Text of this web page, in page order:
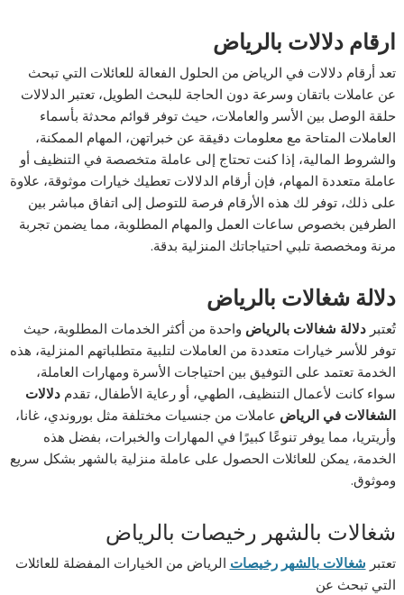
ارقام دلالات بالرياض
تعد أرقام دلالات في الرياض من الحلول الفعالة للعائلات التي تبحث
عن عاملات باتقان وسرعة دون الحاجة للبحث الطويل، تعتبر الدلالات
حلقة الوصل بين الأسر والعاملات، حيث توفر قوائم محدثة بأسماء
العاملات المتاحة مع معلومات دقيقة عن خبراتهن، المهام الممكنة،
والشروط المالية، إذا كنت تحتاج إلى عاملة متخصصة في التنظيف أو
عاملة متعددة المهام، فإن أرقام الدلالات تعطيك خيارات موثوقة، علاوة
على ذلك، توفر لك هذه الأرقام فرصة للتوصل إلى اتفاق مباشر بين
الطرفين بخصوص ساعات العمل والمهام المطلوبة، مما يضمن تجربة
مرنة ومخصصة تلبي احتياجاتك المنزلية بدقة.
دلالة شغالات بالرياض
تُعتبردلالة شغالات بالرياض واحدة من أكثر الخدمات المطلوبة، حيث
توفر للأسر خيارات متعددة من العاملات لتلبية متطلباتهم المنزلية، هذه
الخدمة تعتمد على التوفيق بين احتياجات الأسرة ومهارات العاملة،
سواء كانت لأعمال التنظيف، الطهي، أو رعاية الأطفال، تقدمدلالات
الشغالات في الرياض عاملات من جنسيات مختلفة مثل بوروندي، غانا،
وأريتريا، مما يوفر تنوعًا كبيرًا في المهارات والخبرات، بفضل هذه
الخدمة، يمكن للعائلات الحصول على عاملة منزلية بالشهر بشكل سريع
وموثوق.
شغالات بالشهر رخيصات بالرياض
تعتبر شغالات بالشهر رخيصات الرياض من الخيارات المفضلة للعائلات
التي تبحث عن